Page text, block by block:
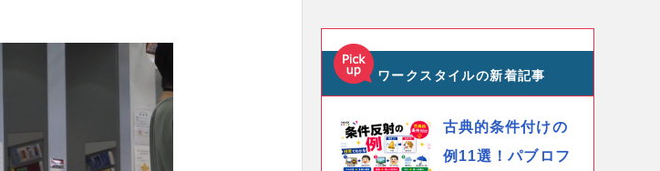
ワークスタイルの新着記事
古典的条件付けの
例11選！パブロフ